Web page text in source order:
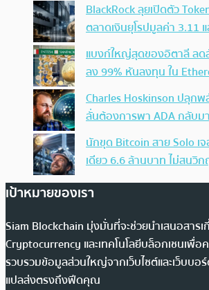
BlackRock ลุยเปิดตัว
ตลาดเงินยุโรปมูลค่า 3.11
แบงก์ใหญ่สุดของอิตาลี ลด
ลง 99% หันลงทุน ใน
Charles Hoskinson ปลุก
ลั่นต้องการพา ADA กลับม
นักขุด Bitcoin สาย Solo
เดียว 6.6 ล้านบาท ไม่สนวิ
เป้าหมายของเรา
Siam Blockchain มุ่งมั่นที่จะช่วยนำเสนอสาร
Cryptocurrency และเทคโนโลยีบล็อกเชนเพื่อ
รวบรวมข้อมูลส่วนใหญ่จากเว็บไซต์และเว็บบอ
แปลส่งตรงถึงฟีดคุณ